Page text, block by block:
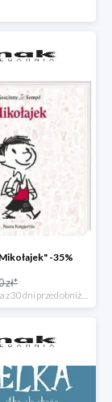
-35%
zł*
*najniższa cena z 30 dni przed obniżką